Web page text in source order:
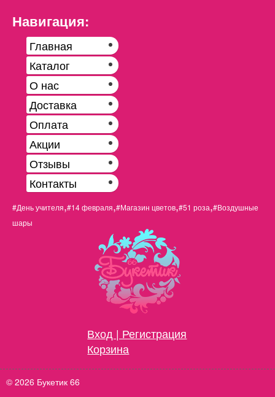
Навигация:
Главная
Каталог
О нас
Доставка
Оплата
Акции
Отзывы
Контакты
#День учителя,#14 февраля,#Магазин цветов,#51 роза,#Воздушные
шары
Вход | Регистрация
Корзина
© 2026 Букетик 66